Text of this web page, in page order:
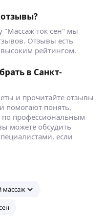
"Массаж ток сен" мы
Отзывы есть
высоким рейтингом.
в Санкт-
и прочитайте отзывы
помогают понять,
по профессиональным
можете обсудить
если
массаж